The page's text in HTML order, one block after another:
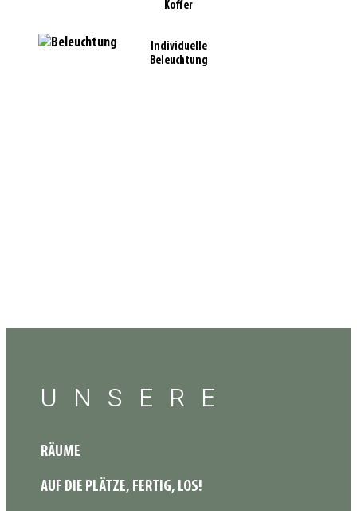
Koffer
Individuelle
Beleuchtung
UNSERE
RÄUME
AUF DIE PLÄTZE, FERTIG, LOS!